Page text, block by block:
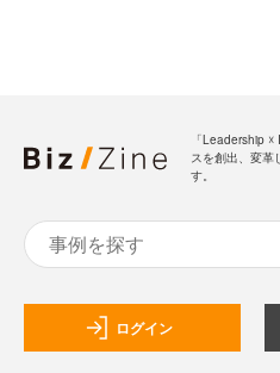
「Leadership
スを創出、変革
す。
ログイン